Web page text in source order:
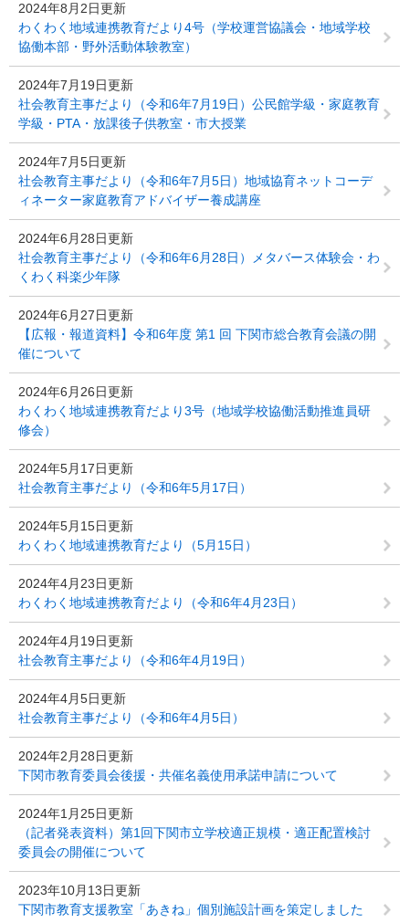
2024年8月2日更新
わくわく地域連携教育だより4号（学校運営協議会・地域学校
協働本部・野外活動体験教室）
2024年7月19日更新
社会教育主事だより（令和6年7月19日）公民館学級・家庭教育
学級・PTA・放課後子供教室・市大授業
2024年7月5日更新
社会教育主事だより（令和6年7月5日）地域協育ネットコーデ
ィネーター家庭教育アドバイザー養成講座
2024年6月28日更新
社会教育主事だより（令和6年6月28日）メタバース体験会・わ
くわく科楽少年隊
2024年6月27日更新
【広報・報道資料】令和6年度 第1 回 下関市総合教育会議の開
催について
2024年6月26日更新
わくわく地域連携教育だより3号（地域学校協働活動推進員研
修会）
2024年5月17日更新
社会教育主事だより（令和6年5月17日）
2024年5月15日更新
わくわく地域連携教育だより（5月15日）
2024年4月23日更新
わくわく地域連携教育だより（令和6年4月23日）
2024年4月19日更新
社会教育主事だより（令和6年4月19日）
2024年4月5日更新
社会教育主事だより（令和6年4月5日）
2024年2月28日更新
下関市教育委員会後援・共催名義使用承諾申請について
2024年1月25日更新
（記者発表資料）第1回下関市立学校適正規模・適正配置検討
委員会の開催について
2023年10月13日更新
下関市教育支援教室「あきね」個別施設計画を策定しました